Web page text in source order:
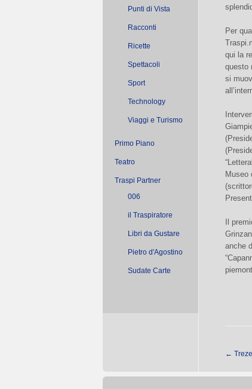
Punti di Vista
Racconti
Ricette
Spettacoli
Sport
Technology
Viaggi e Turismo
Primo Piano
Teatro
Traspi Partner
006
il Traspiratore
Libri da Gustare
Pietro d'Agostino
Sudate Carte
Per
qui la
questo
si
Museo
Il
anche
←